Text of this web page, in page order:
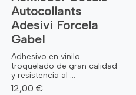
Autocollants
Adesivi Forcela
Gabel
Adhesivo en vinilo
troquelado de gran calidad
y resistencia al ...
12,00 €